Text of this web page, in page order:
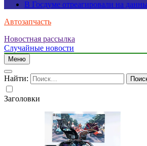
В Госдуме отреагировали на
Автозапчасть
Новостная рассылка
Случайные новости
Меню
Найти:
Заголовки